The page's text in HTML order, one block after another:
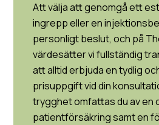
Att välja att genomgå ett
ingrepp eller en
personligt beslut, och på
värdesätter vi fullständig
att alltid erbjuda en tydlig
prisuppgift vid din
trygghet omfattas du av en
patientförsäkring samt en